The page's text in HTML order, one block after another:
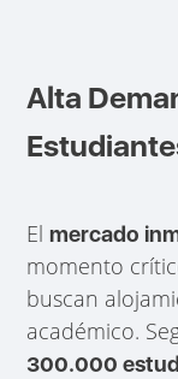
Alta
Elmercado
momento
buscan
académico.
300.000